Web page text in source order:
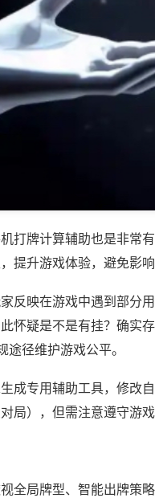
打牌计算辅助也是非常
提升游戏体验，避免影响
反映在游戏中遇到部分
怀疑是不是有挂？确实
径维护游戏公平。
成专用辅助工具，修改
局），但需注意遵守游戏
全局牌型、智能出牌策